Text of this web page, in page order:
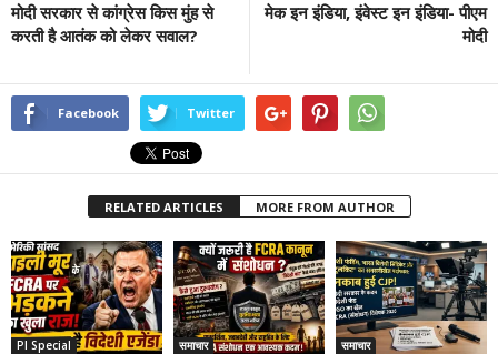
मोदी सरकार से कांग्रेस किस मुंह से
करती है आतंक को लेकर सवाल?
मेक इन इंडिया, इंवेस्ट इन इंडिया- पीएम
मोदी
Facebook Twitter
RELATED ARTICLES MORE FROM AUTHOR
PI Special समाचार समाचार